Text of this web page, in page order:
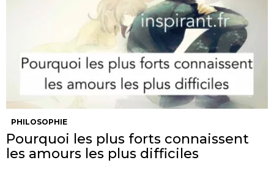
PHILOSOPHIE
Pourquoi les plus forts connaissent
les amours les plus difficiles